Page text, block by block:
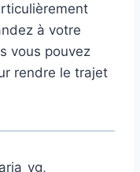
à votre
vous pouvez
rendre le trajet